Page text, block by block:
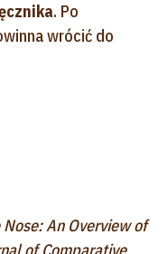
. Po
wrócić do
An Overview of
of Comparative